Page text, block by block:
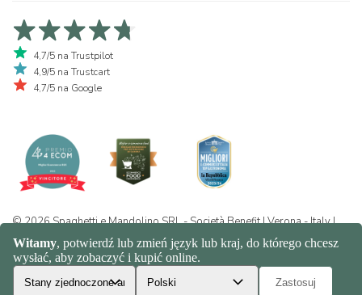
4,7/5 na Trustpilot
4,9/5 na Trustcart
4,7/5 na Google
© 2026 Spaghetti e Mandolino SRL - Società Benefit | Verona - Italy |
+39 351 865 9444 | P.I. IT04913730232 | Certificazione BIO: IT-BIO-
016.380-0110744.2026.001 | REA VR-455804 |Prywatność i polityka
plików cookie|Sitemap